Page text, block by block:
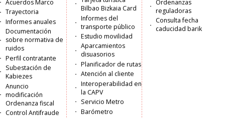
Acuerdos Marco
Trayectoria
Informes anuales
Documentación
sobre normativa de
ruidos
Perfil contratante
Subestación de
Kabiezes
Anuncio
modificación
Ordenanza fiscal
Control Antifraude
Bilbao Bizkaia Card
Informes del
transporte público
Estudio movilidad
Aparcamientos
disuasorios
Planificador de rutas
Atención al cliente
Interoperabilidad en
la CAPV
Servicio Metro
Barómetro
Ordenanzas
reguladoras
Consulta fecha
caducidad barik